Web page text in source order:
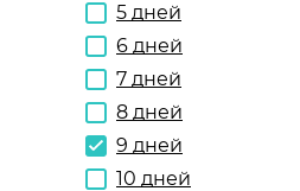
5 дней
6 дней
7 дней
8 дней
9 дней
10 дней